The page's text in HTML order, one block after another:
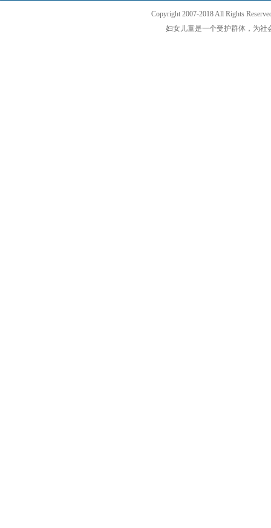
Copyright 2007-2018 All Rights
妇女儿童是一个受护群体，为社